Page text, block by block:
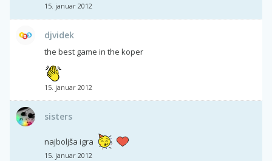
15. januar 2012
djvidek
the best game in the koper
15. januar 2012
sisters
najboljša igra
15. januar 2012